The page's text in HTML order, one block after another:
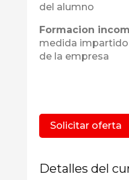
del alumno
Formacion
medida
de la empresa
Solicitar oferta
Detalles del